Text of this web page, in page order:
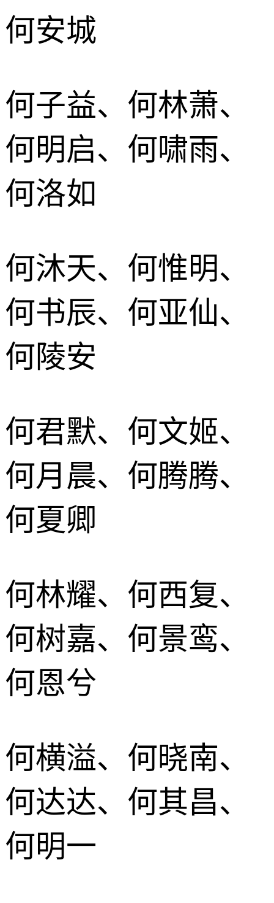
何安城
何子益、何林萧、
何明启、何啸雨、
何洛如
何沐天、何惟明、
何书辰、何亚仙、
何陵安
何君默、何文姬、
何月晨、何腾腾、
何夏卿
何林耀、何西复、
何树嘉、何景鸾、
何恩兮
何横溢、何晓南、
何达达、何其昌、
何明一